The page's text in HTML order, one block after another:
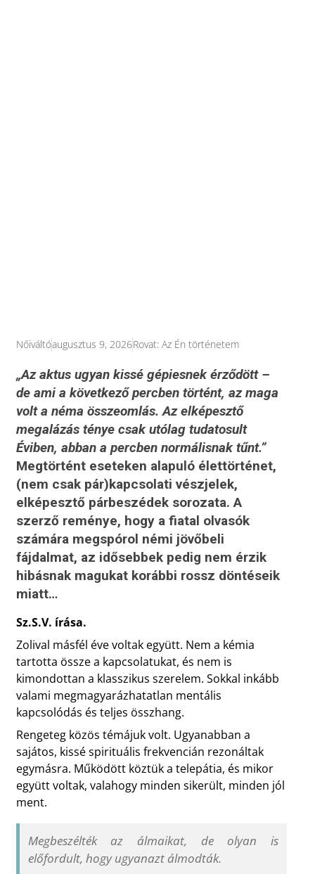
Nőiváltóaugusztus 9, 2026Rovat: Az Én történetem
„Az aktus ugyan kissé gépiesnek érződött –
de ami a következő percben történt, az maga
volt a néma összeomlás. Az elképesztő
megalázás ténye csak utólag tudatosult
Éviben, abban a percben normálisnak tűnt.”
Megtörtént eseteken alapuló élettörténet,
(nem csak pár)kapcsolati vészjelek,
elképesztő párbeszédek sorozata. A
szerző reménye, hogy a fiatal olvasók
számára megspórol némi jövőbeli
fájdalmat, az idősebbek pedig nem érzik
hibásnak magukat korábbi rossz döntéseik
miatt…
Sz.S.V. írása.
Zolival másfél éve voltak együtt. Nem a kémia
tartotta össze a kapcsolatukat, és nem is
kimondottan a klasszikus szerelem. Sokkal inkább
valami megmagyarázhatatlan mentális
kapcsolódás és teljes összhang.
Rengeteg közös témájuk volt. Ugyanabban a
sajátos, kissé spirituális frekvencián rezonáltak
egymásra. Működött köztük a telepátia, és mikor
együtt voltak, valahogy minden sikerült, minden jól
ment.
Megbeszélték az álmaikat, de olyan is
előfordult, hogy ugyanazt álmodták.